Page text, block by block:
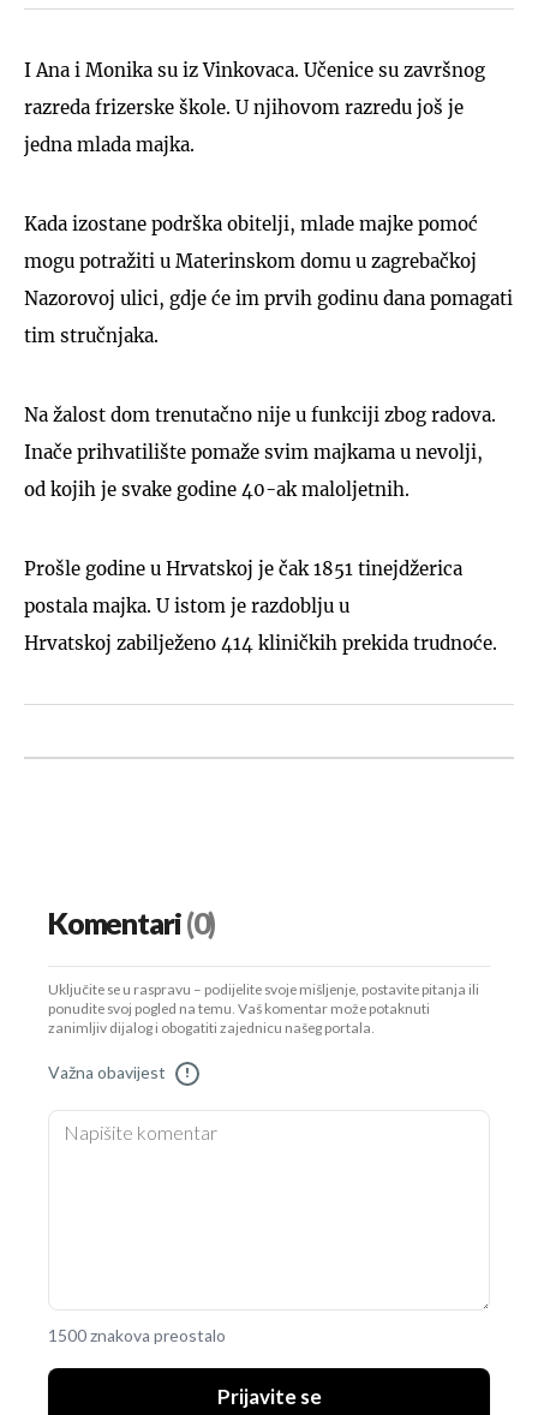
I Ana i Monika su iz Vinkovaca. Učenice su završnog
razreda frizerske škole. U njihovom razredu još je
jedna mlada majka.
Kada izostane podrška obitelji, mlade majke pomoć
mogu potražiti u Materinskom domu u zagrebačkoj
Nazorovoj ulici, gdje će im prvih godinu dana pomagati
tim stručnjaka.
Na žalost dom trenutačno nije u funkciji zbog radova.
Inače prihvatilište pomaže svim majkama u nevolji,
od kojih je svake godine 40-ak maloljetnih.
Prošle godine u Hrvatskoj je čak 1851 tinejdžerica
postala majka. U istom je razdoblju u
Hrvatskoj zabilježeno 414 kliničkih prekida trudnoće.
Komentari(0)
Uključite se u raspravu – podijelite svoje mišljenje, postavite pitanja ili
ponudite svoj pogled na temu. Vaš komentar može potaknuti
zanimljiv dijalog i obogatiti zajednicu našeg portala.
Važna obavijest !
1500 znakova preostalo
Prijavite se